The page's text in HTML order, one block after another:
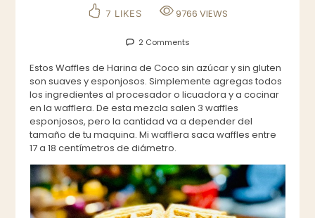
7 LIKES 9766 VIEWS
2 Comments
Estos Waffles de Harina de Coco sin azúcar y sin gluten
son suaves y esponjosos. Simplemente agregas todos
los ingredientes al procesador o licuadora y a cocinar
en la wafflera. De esta mezcla salen 3 waffles
esponjosos, pero la cantidad va a depender del
tamaño de tu maquina. Mi wafflera saca waffles entre
17 a 18 centímetros de diámetro.